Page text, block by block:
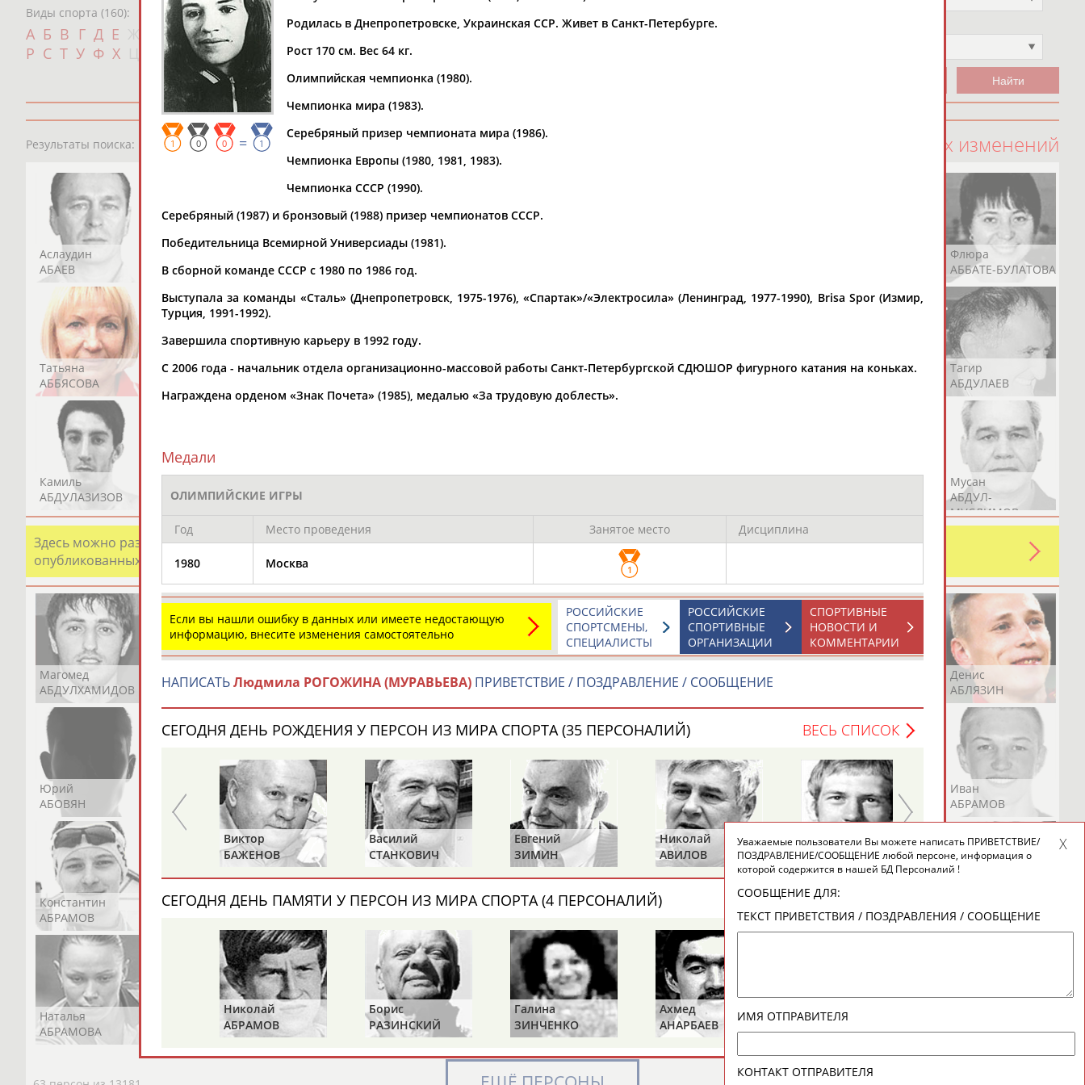
Виды спорта (160):
А Б В Г Д Е И К Л М Н О
П
Р С Т У Ф Х Ш Щ Э Ю
Дата рождения
с
чч мм
Результаты поиска: 13181персон 100 последних изменений
Аслаудин
АБАЕВ
АБАИМОВА
Мария
АБАКУМОВА
Юлия
АБАЛАКИНА
Флюра
АББАТЕ-БУЛАТОВА
Татьяна
АББЯСОВА
Акжана
Артур
Каримжан
Аделя
Андрей
Герман
Рамазан
Тагир
АБДУЛАЕВ
Камиль
АБДУЛАЗИЗОВ
АБДУЛБЕКОВ
АБДУЛДАУДОВ
Мусан
АБДУЛ-
МУСЛИМОВ
Здесь можно разместить информацию о хорошо известном спортсмене, тренере, специалисте или исправить какую-либо ошибку в уже
опубликованных записях. Страна должна знать своих героев! Герои спорта - это одни из главных патриотов своей страны!
Магомед
АБДУЛХАМИДОВ
Шамиль
АБДУРАХМАНОВ
АБДУРАШИДОВ
Рустам
АБДУРАШИДОВ
Магомед
АБДУСАЛАМОВ
Нурлан
АБДЫКАЛЫКОВ
Эдуард
АБЗАЛИМОВ
Денис
АБЛЯЗИН
Юрий
АБОВЯН
АБОЗОВИК
Виктор
АБОИМОВ
Элизабет
АБРААМЯН
Захария
АБРАМАШВИЛИ
Андрей
АБРАМОВ
Валерий
АБРАМОВ
Иван
АБРАМОВ
Константин
АБРАМОВ
Константин
Николай
Павел
Дарья
Екатерина
Екатерина
АБРАМОВА
Ирина
АБРАМОВА
АБРАМОВА
Наталья
АБРАМОВА
Светлана
АБРАМОВА
Тамара
АБРАМОВА
Дмитрий
АБРАМОВИЧ
Маргарита
АБРАМОВИЧ
Иракли
АБРАМЯН
Осеп
АБРАМЯН
АБРАРОВ
1 0 0 = 1
Родилась в Днепропетровске, Украинская ССР. Живет в Санкт-Петербурге.
Рост 170 см. Вес 64 кг.
Олимпийская чемпионка (1980).
Чемпионка мира (1983).
Серебряный призер чемпионата мира (1986).
Чемпионка Европы (1980, 1981, 1983).
Чемпионка СССР (1990).
Серебряный (1987) и бронзовый (1988) призер чемпионатов СССР.
Победительница Всемирной Универсиады (1981).
В сборной команде СССР с 1980 по 1986 год.
Выступала за команды «Сталь» (Днепропетровск, 1975-1976), «Спартак»/«Электросила» (Ленинград, 1977-1990), Brisa Spor (Измир,
Турция, 1991-1992).
Завершила спортивную карьеру в 1992 году.
С 2006 года - начальник отдела организационно-массовой работы Санкт-Петербургской СДЮШОР фигурного катания на коньках.
Награждена орденом «Знак Почета» (1985), медалью «За трудовую доблесть».
Медали
ОЛИМПИЙСКИЕ ИГРЫ
Год Место проведения Занятое место Дисциплина
1980 Москва 1
Если вы нашли ошибку в данных или имеете недостающую
информацию, внесите изменения самостоятельно
СПОРТИВНЫЕ
НОВОСТИ И
КОММЕНТАРИИ
РОССИЙСКИЕ
СПОРТИВНЫЕ
ОРГАНИЗАЦИИ
РОССИЙСКИЕ
СПОРТСМЕНЫ,
СПЕЦИАЛИСТЫ
НАПИСАТЬЛюдмила РОГОЖИНА (МУРАВЬЕВА) ПРИВЕТСТВИЕ / ПОЗДРАВЛЕНИЕ / СООБЩЕНИЕ
СЕГОДНЯ ДЕНЬ РОЖДЕНИЯ У ПЕРСОН ИЗ МИРА СПОРТА (35 ПЕРСОНАЛИЙ) ВЕСЬ СПИСОК
Анатолий
ЦАРИК
Виктор
БАЖЕНОВ
Василий
СТАНКОВИЧ
Евгений
ЗИМИН
Николай
АВИЛОВ
Анатолий
БЫКОВ
Наталья
ПЕТРОВА
СЕГОДНЯ ДЕНЬ ПАМЯТИ У ПЕРСОН ИЗ МИРА СПОРТА (4 ПЕРСОНАЛИЙ) ВЕСЬ СПИСОК
Николай
АБРАМОВ
Борис
РАЗИНСКИЙ
Галина
ЗИНЧЕНКО
Ахмед
АНАРБАЕВ
Уважаемые пользователи Вы можете написать ПРИВЕТСТВИЕ/
ПОЗДРАВЛЕНИЕ/СООБЩЕНИЕ любой персоне, информация о
которой содержится в нашей БД Персоналий !
СООБЩЕНИЕ ДЛЯ:
ТЕКСТ ПРИВЕТСТВИЯ / ПОЗДРАВЛЕНИЯ / СООБЩЕНИЕ
ИМЯ ОТПРАВИТЕЛЯ
КОНТАКТ ОТПРАВИТЕЛЯ